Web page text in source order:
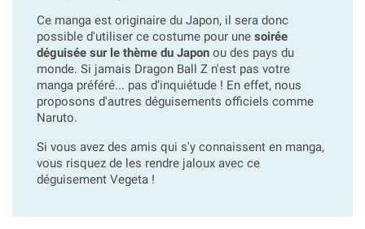
Ce manga est originaire du Japon, il sera donc
possible d'utiliser ce costume pour une soirée
déguisée sur le thème du Japon ou des pays du
monde. Si jamais Dragon Ball Z n'est pas votre
manga préféré... pas d’inquiétude ! En effet, nous
proposons d'autres déguisements officiels comme
Naruto.
Si vous avez des amis qui s'y connaissent en manga,
vous risquez de les rendre jaloux avec ce
déguisement Vegeta !